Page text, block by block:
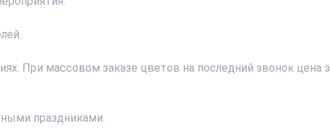
При массовом заказе цветов на последний звонок
праздниками.